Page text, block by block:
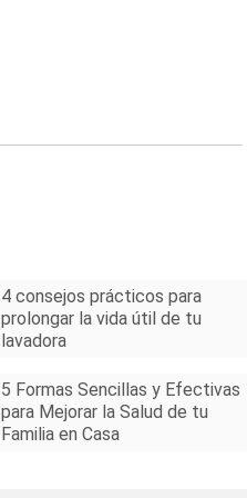
4 consejos prácticos para
prolongar la vida útil de tu
lavadora
5 Formas Sencillas y Efectivas
para Mejorar la Salud de tu
Familia en Casa